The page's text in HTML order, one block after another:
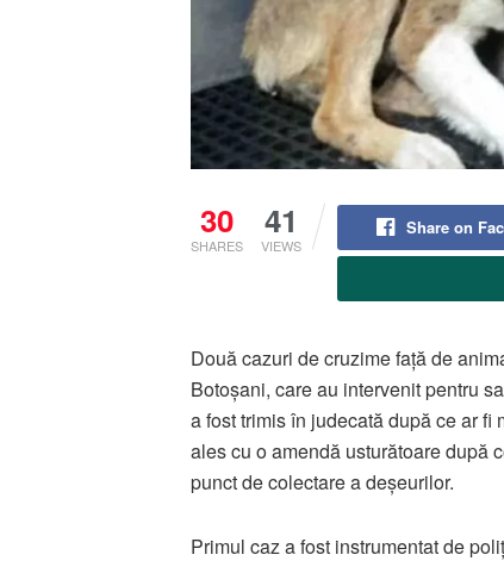
30
SHARES
41
VIEWS
Share on
Două cazuri de cruzime față de
Botoșani, care au intervenit pentru
a fost trimis în judecată după ce ar
ales cu o amendă usturătoare după
punct de colectare a deșeurilor.
Primul caz a fost instrumentat de